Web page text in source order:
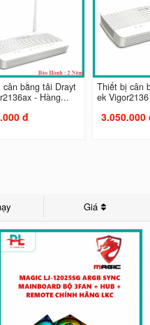
cân bằng tải Drayt
- Hàng...
đ
Thiết bị cân
ek
3.050.000
Giá